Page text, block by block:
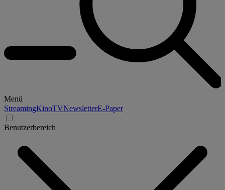
Menü
StreamingKinoTVNewsletterE-Paper
Benutzerbereich